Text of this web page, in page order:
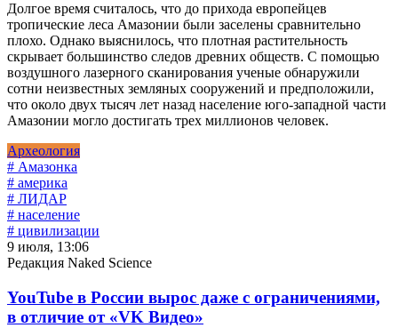
Долгое время считалось, что до прихода европейцев
тропические леса Амазонии были заселены сравнительно
плохо. Однако выяснилось, что плотная растительность
скрывает большинство следов древних обществ. С помощью
воздушного лазерного сканирования ученые обнаружили
сотни неизвестных земляных сооружений и предположили,
что около двух тысяч лет назад население юго-западной части
Амазонии могло достигать трех миллионов человек.
Археология
# Амазонка
# америка
# ЛИДАР
# население
# цивилизации
9 июля, 13:06
Редакция Naked Science
YouTube в России вырос даже с ограничениями,
в отличие от «VK Видео»